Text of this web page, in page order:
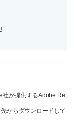
社が提供するAdobe Re
からダウンロードして